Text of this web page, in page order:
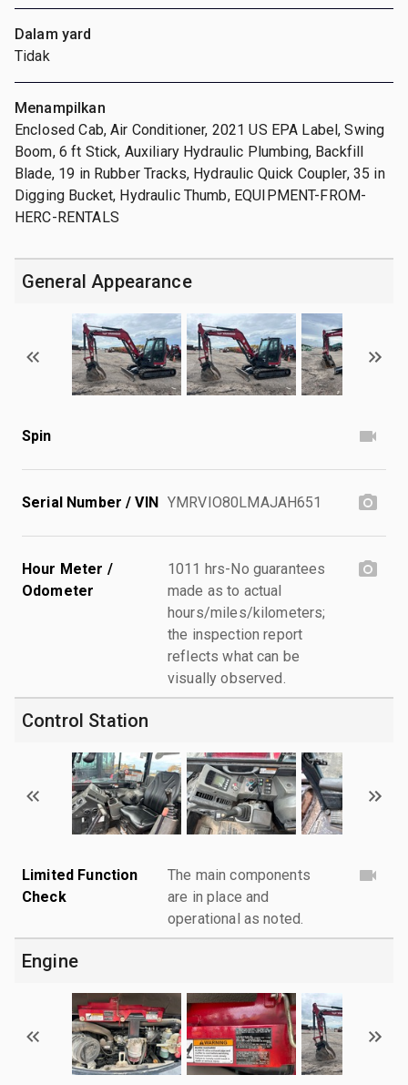
Dalam yard
Tidak
Menampilkan
Enclosed Cab, Air Conditioner, 2021 US EPA Label, Swing
Boom, 6 ft Stick, Auxiliary Hydraulic Plumbing, Backfill
Blade, 19 in Rubber Tracks, Hydraulic Quick Coupler, 35 in
Digging Bucket, Hydraulic Thumb, EQUIPMENT-FROM-
HERC-RENTALS
General Appearance
Spin
Serial Number / VIN YMRVIO80LMAJAH651
Hour Meter /
Odometer
1011 hrs-No guarantees
made as to actual
hours/miles/kilometers;
the inspection report
reflects what can be
visually observed.
Control Station
Limited Function
Check
The main components
are in place and
operational as noted.
Engine